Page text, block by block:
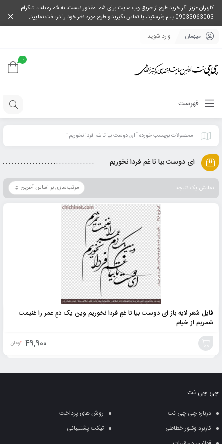
کاربران عزیز اگر خرید طرح از طریق وب سایت برای شما مقدور نیست، به شماره بله یا تلگرام
09033063003 پیام بفرستید، یا تماس بگیرید و طرح مورد نظر خود را دریافت نمایید.
میهمان وارد شوید
0
فهرست
محصولات برچسب خورده “ای دوست بیا تا غم فردا نخوریم”
ای دوست بیا تا غم فردا نخوریم
نمایش یک نتیجه
فایل شعر لایه باز ای دوست بیا تا غمِ فردا نخوریم وین یک دمِ عمر را غنیمت
شمریم از خیام
49,900 تومان
سبد
چی چی نت
درباره چی چی نت
روش های پرداخت
کاربرد وکتور خطاطی
تیکت پشتیبانی